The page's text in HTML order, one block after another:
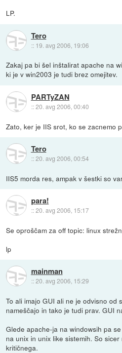
LP.
Tero
:: 19. avg 2006, 19:06
Zakaj pa bi šel inštalirat apache na
ki je v win2003 je tudi brez omejitev.
PARTyZAN
::20. avg 2006, 00:40
Zato, ker je IIS srot, ko se zacnemo
Tero
::20. avg 2006, 00:54
IIS5 morda res, ampak v šestki so
para!
::20. avg 2006, 15:17
Se oproščam za off topic: linux
lp
mainman
::20. avg 2006, 15:29
To ali imajo GUI ali ne je odvisno od
nameščajo in tako je tudi prav. GUI
Glede apache-ja na windowsih pa
na unix in unix like sistemih. So
kritičnega.